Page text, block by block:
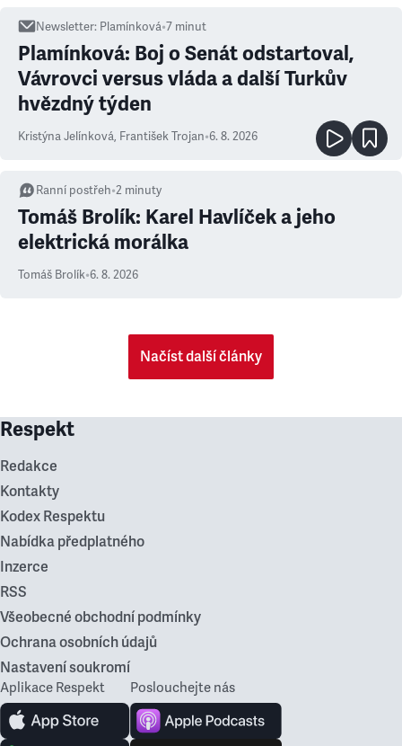
Newsletter: Plamínková•7 minut
Plamínková: Boj o Senát odstartoval,
Vávrovci versus vláda a další Turkův
hvězdný týden
Kristýna Jelínková, František Trojan•6. 8. 2026
Ranní postřeh•2 minuty
Tomáš Brolík: Karel Havlíček a jeho
elektrická morálka
Tomáš Brolík•6. 8. 2026
Načíst další články
Respekt
Redakce
Kontakty
Kodex Respektu
Nabídka předplatného
Inzerce
RSS
Všeobecné obchodní podmínky
Ochrana osobních údajů
Nastavení soukromí
Aplikace Respekt Poslouchejte nás